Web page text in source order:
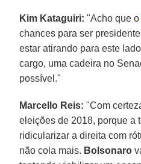
Kim Kataguiri: "Acho que o
chances para ser
estar atirando para este
cargo, uma cadeira no
possível."
Marcello Reis: "Com
eleições de 2018, porque a
ridicularizar a direita com
não cola mais. Bolsonaro